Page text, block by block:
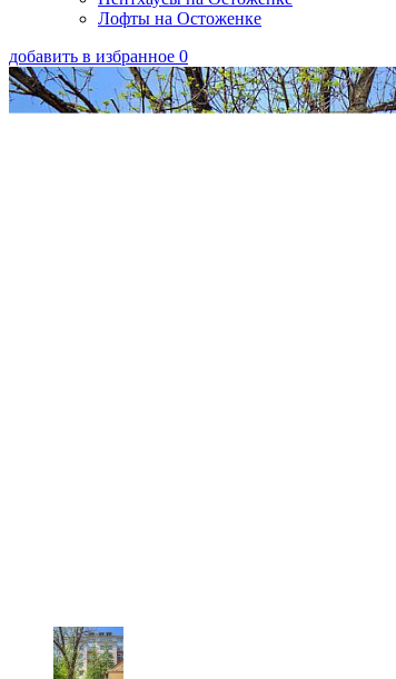
Лофты на Остоженкe
добавить в избранное 0